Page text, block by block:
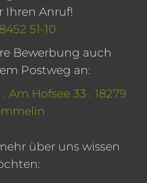
Ihren Anruf!
51-10
Bewerbung auch
Postweg an:
Am Hofsee 33 . 18279
über uns wissen